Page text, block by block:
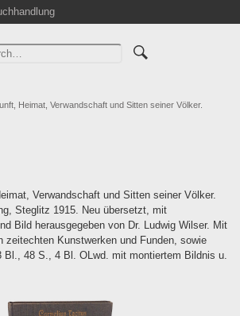
Heimat, Verwandschaft und Sitten seiner Völker.
Verwandschaft und Sitten seiner Völker.
Steglitz 1915. Neu übersetzt, mit
Bild herausgegeben von Dr. Ludwig Wilser. Mit
zeitechten Kunstwerken und Funden, sowie
Bl., 48 S., 4 Bl. OLwd. mit montiertem Bildnis u.